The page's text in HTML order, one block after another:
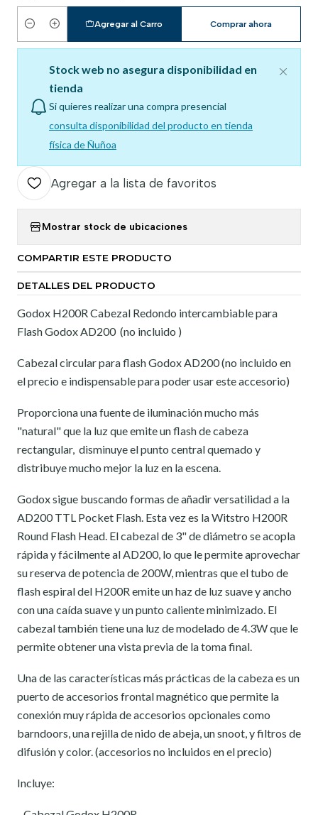
Cantidad
Agregar al Carro Comprar ahora
Stock web no asegura disponibilidad en
tienda
Si quieres realizar una compra presencial
consulta disponibilidad del producto en tienda
física de Ñuñoa
Agregar a la lista de favoritos
Mostrar stock de ubicaciones
COMPARTIR ESTE PRODUCTO
DETALLES DEL PRODUCTO
Godox H200R Cabezal Redondo intercambiable para
Flash Godox AD200 (no incluido )
Cabezal circular para flash Godox AD200 (no incluido en
el precio e indispensable para poder usar este accesorio)
Proporciona una fuente de iluminación mucho más
"natural" que la luz que emite un flash de cabeza
rectangular, disminuye el punto central quemado y
distribuye mucho mejor la luz en la escena.
Godox sigue buscando formas de añadir versatilidad a la
AD200 TTL Pocket Flash. Esta vez es la Witstro H200R
Round Flash Head. El cabezal de 3" de diámetro se acopla
rápida y fácilmente al AD200, lo que le permite aprovechar
su reserva de potencia de 200W, mientras que el tubo de
flash espiral del H200R emite un haz de luz suave y ancho
con una caída suave y un punto caliente minimizado. El
cabezal también tiene una luz de modelado de 4.3W que le
permite obtener una vista previa de la toma final.
Una de las características más prácticas de la cabeza es un
puerto de accesorios frontal magnético que permite la
conexión muy rápida de accesorios opcionales como
barndoors, una rejilla de nido de abeja, un snoot, y filtros de
difusión y color. (accesorios no incluidos en el precio)
Incluye: